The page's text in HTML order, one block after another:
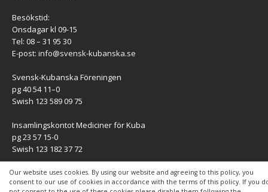
Our website uses cookies. By using our website and agreeing to this policy, you
consent to our use of cookies in accordance with the terms of this policy. If you
Besökstid:
Onsdagar kl 09-15
Tel: 08 – 31 95 30
E-post: info@svensk-kubanska.se
Svensk-Kubanska Föreningen
pg 40 54 11–0
Swish 123 589 09 75
Insamlingskontot Mediciner för Kuba
pg 23 57 15-0
Swish 123 182 37 72
KONTAKT